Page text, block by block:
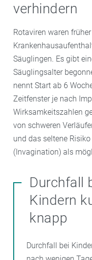
verhindern
Rotaviren waren
Säuglingen. Es gibt
Säuglingsalter
nennt Start ab 6
Zeitfenster je nach
Wirksamkeitszahlen
von schweren
und das seltene
(Invagination) als
Durchfall
Kindern
knapp
Durchfall bei